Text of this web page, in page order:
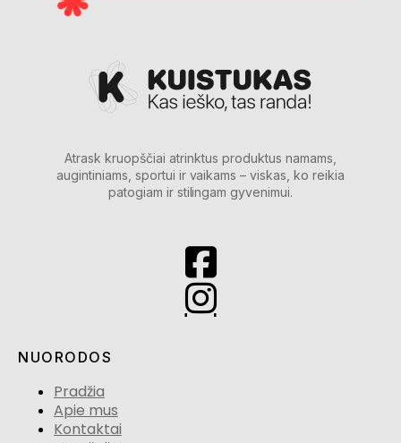
Atrask kruopščiai atrinktus produktus namams,
augintiniams, sportui ir vaikams – viskas, ko reikia
patogiam ir stilingam gyvenimui.
NUORODOS
Pradžia
Apie mus
Kontaktai